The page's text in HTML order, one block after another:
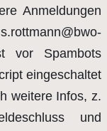
Anmeldungen
vor Spambots
eingeschaltet
weitere Infos, z.
und